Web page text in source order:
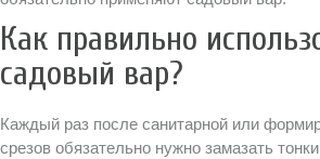
Как правильно
садовый вар?
Каждый раз после санитарной или
срезов обязательно нужно замазать